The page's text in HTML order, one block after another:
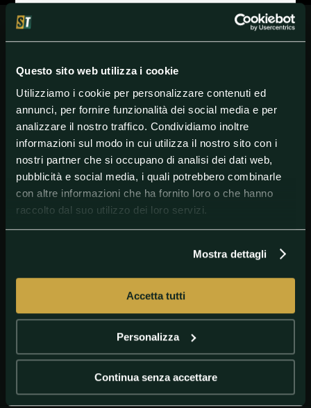
Questo sito web utilizza i cookie
Utilizziamo i cookie per personalizzare contenuti ed
annunci, per fornire funzionalità dei social media e per
analizzare il nostro traffico. Condividiamo inoltre
informazioni sul modo in cui utilizza il nostro sito con i
nostri partner che si occupano di analisi dei dati web,
pubblicità e social media, i quali potrebbero combinarle
con altre informazioni che ha fornito loro o che hanno
raccolto dal suo utilizzo dei loro servizi.
Mostra dettagli
Accetta tutti
Personalizza
Continua senza accettare
Poi un chiaro invito al tecnico: "Liverani ci ha dato
tanto, dico solo una cosa che vale per lui e per
chiunque altro: chi sta nel Lecce ci sta perché
qualcuno. Se ci sono gli stimoli si resta in questa
va".
#Calciomercato #Lecce